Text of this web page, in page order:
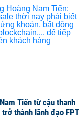
Tiến từ cậu thanh
thành lãnh đạo FPT